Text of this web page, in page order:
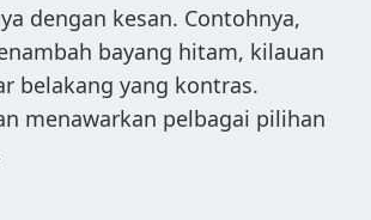
dengan kesan. Contohnya,
bayang hitam, kilauan
belakang yang kontras.
menawarkan pelbagai pilihan